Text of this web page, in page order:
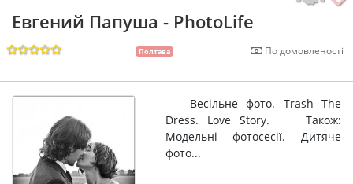
Евгений Папуша - PhotoLife
Полтава По домовленості
Весільне фото. Trash The
Dress. Love Story. Також:
Модельні фотосесії. Дитяче
фото...